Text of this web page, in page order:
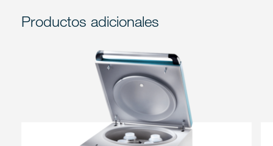
Productos adicionales